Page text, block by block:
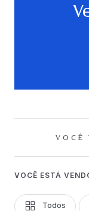
VOCÊ
VOCÊ ESTÁ
Todos